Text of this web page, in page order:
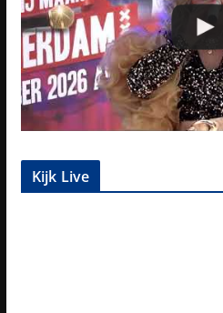
Kijk Live